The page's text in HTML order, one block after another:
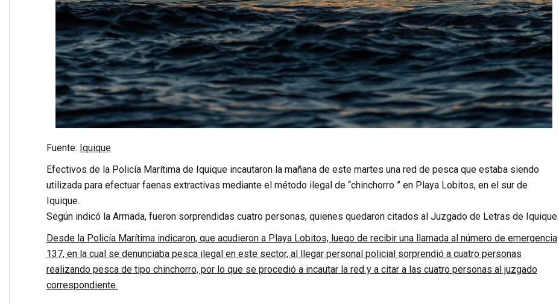
Fuente: Iquique
Efectivos de la Policía Marítima de Iquique incautaron la mañana de este martes una red de pesca que estaba siendo
utilizada para efectuar faenas extractivas mediante el método ilegal de “chinchorro ” en Playa Lobitos, en el sur de
Iquique.
Según indicó la Armada, fueron sorprendidas cuatro personas, quienes quedaron citados al Juzgado de Letras de Iquique.
Desde la Policía Marítima indicaron, que acudieron a Playa Lobitos, luego de recibir una llamada al número de emergencia
137, en la cual se denunciaba pesca ilegal en este sector, al llegar personal policial sorprendió a cuatro personas
realizando pesca de tipo chinchorro, por lo que se procedió a incautar la red y a citar a las cuatro personas al juzgado
correspondiente.